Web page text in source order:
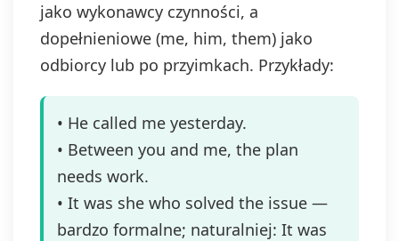
jako wykonawcy czynności, a
dopełnieniowe (me, him, them) jako
odbiorcy lub po przyimkach. Przykłady:
• He called me yesterday.
• Between you and me, the plan
needs work.
• It was she who solved the issue —
bardzo formalne; naturalniej: It was